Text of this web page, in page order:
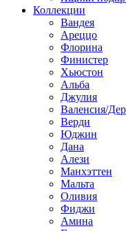
Коллекции
Вандея
Ареццо
Флорина
Финистер
Хьюстон
Альба
Джулия
Валенсия/
Верди
Юджин
Дана
Алези
Манхэттен
Мальта
Оливия
Фиджи
Амина